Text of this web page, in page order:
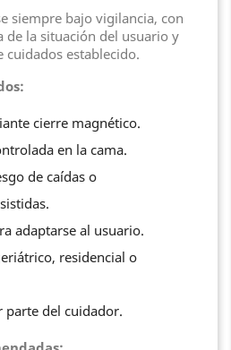
siempre bajo vigilancia, con
de la situación del usuario y
cuidados establecido.
cierre magnético.
en la cama.
de caídas o
adaptarse al usuario.
residencial o
parte del cuidador.